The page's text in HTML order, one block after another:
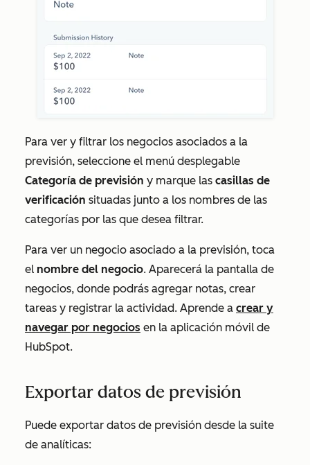
Para ver y filtrar los negocios asociados a la
previsión, seleccione el menú desplegable
Categoría de previsión y marque las casillas de
verificación situadas junto a los nombres de las
categorías por las que desea filtrar.
Para ver un negocio asociado a la previsión, toca
el nombre del negocio. Aparecerá la pantalla de
negocios, donde podrás agregar notas, crear
tareas y registrar la actividad. Aprende a crear y
navegar por negocios en la aplicación móvil de
HubSpot.
Exportar datos de previsión
Puede exportar datos de previsión desde la suite
de analíticas: